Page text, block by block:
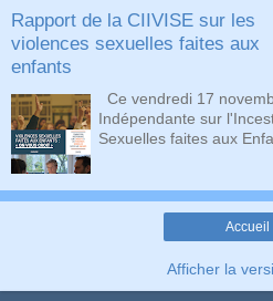
Rapport de la CIIVISE sur les
violences sexuelles faites aux
enfants
Ce vendredi 17
Indépendante sur
Sexuelles faites aux
Accueil
Afficher la